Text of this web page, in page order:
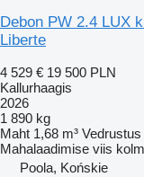
Debon PW 2.4 LUX
Liberte
4 529 € 19 500 PLN
Kallurhaagis
2026
1 890 kg
Maht 1,68 m³ Vedrustus
Mahalaadimise viis
Poola, Końskie